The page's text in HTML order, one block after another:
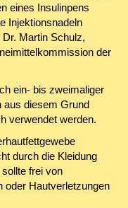
eines Insulinpens
Injektionsnadeln
Martin Schulz,
der
ein- bis zweimaliger
aus diesem Grund
verwendet werden.
durch die Kleidung
frei von
oder Hautverletzungen